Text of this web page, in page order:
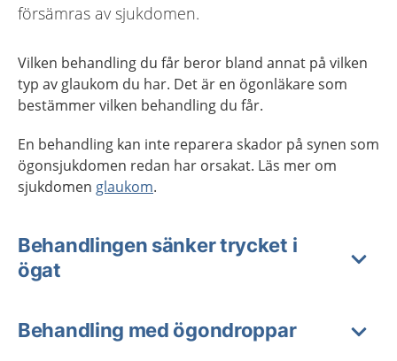
försämras av sjukdomen.
Vilken behandling du får beror bland annat på vilken
typ av glaukom du har. Det är en ögonläkare som
bestämmer vilken behandling du får.
En behandling kan inte reparera skador på synen som
ögonsjukdomen redan har orsakat. Läs mer om
sjukdomen glaukom.
Behandlingen sänker trycket i
ögat
Behandling med ögondroppar